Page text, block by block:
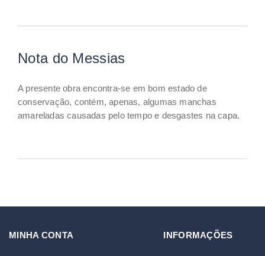
Nota do Messias
A presente obra encontra-se em bom estado de
conservação, contém, apenas, algumas manchas
amareladas causadas pelo tempo e desgastes na capa.
MINHA CONTA INFORMAÇÕES